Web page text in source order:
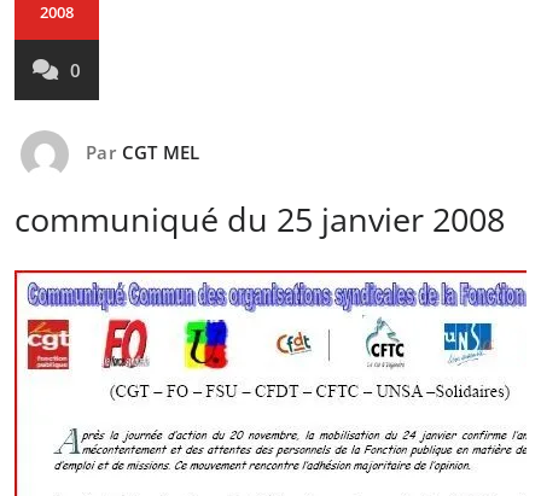
2008
0
Par CGT MEL
communiqué du 25 janvier 2008